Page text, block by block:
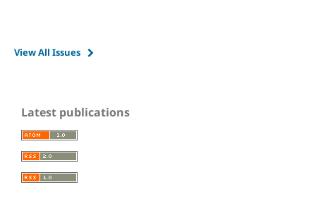
View All Issues
Latest publications